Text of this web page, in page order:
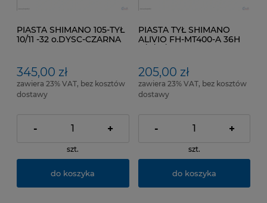
PIASTA SHIMANO 105-TYŁ
10/11 -32 o.DYSC-CZARNA
345,00 zł
zawiera 23% VAT, bez kosztów
dostawy
- +
szt.
do koszyka
PIASTA TYŁ SHIMANO
ALIVIO FH-MT400-A 36H
205,00 zł
zawiera 23% VAT, bez kosztów
dostawy
- +
szt.
do koszyka